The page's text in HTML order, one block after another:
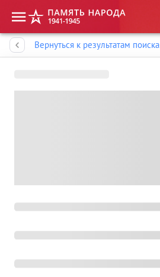
Вернуться к результатам поиска
Память народа